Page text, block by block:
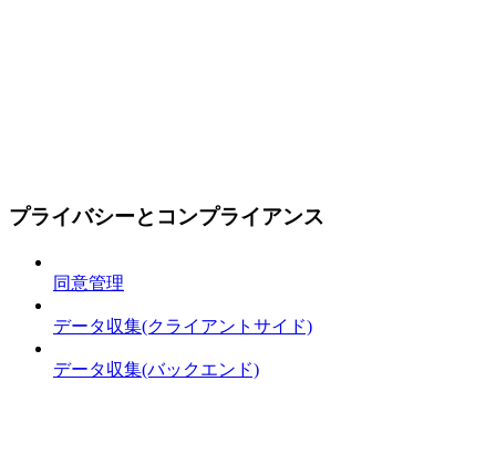
プライバシーとコンプライアンス
同意管理
データ収集(クライアントサイド)
データ収集(バックエンド)